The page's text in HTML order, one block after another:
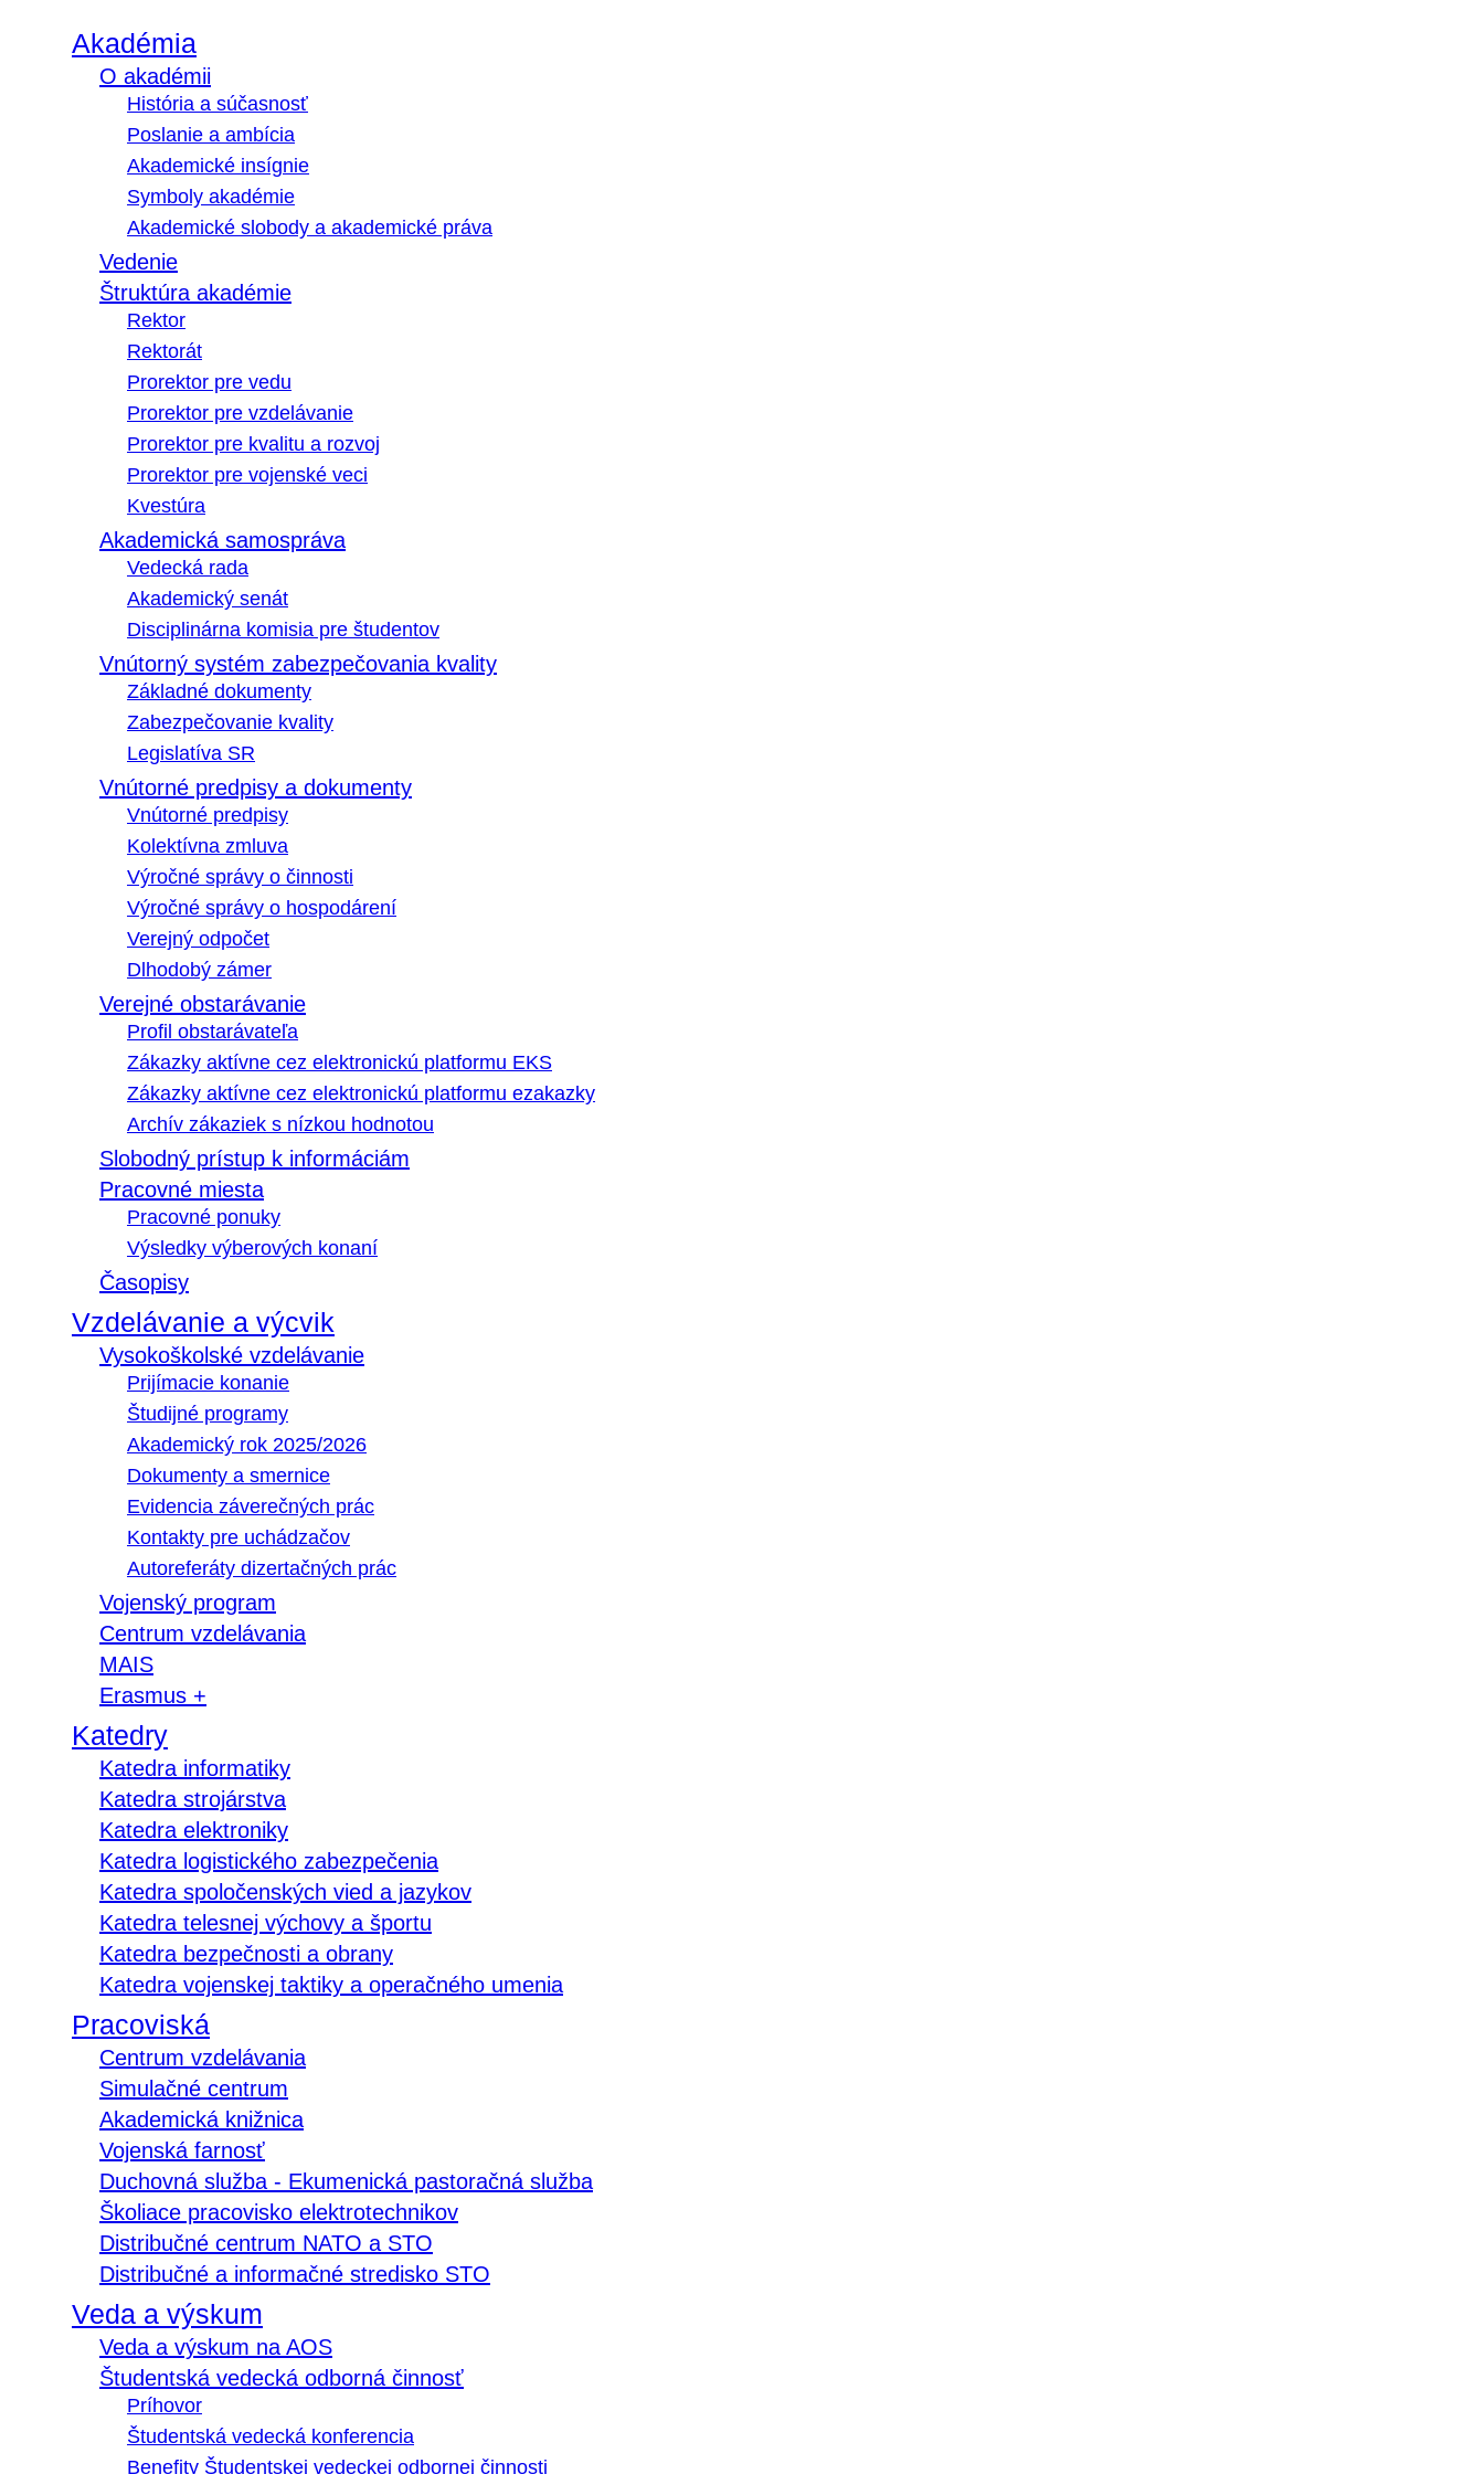
Akadémia
O akadémii
História a súčasnosť
Poslanie a ambícia
Akademické insígnie
Symboly akadémie
Akademické slobody a akademické práva
Vedenie
Štruktúra akadémie
Rektor
Rektorát
Prorektor pre vedu
Prorektor pre vzdelávanie
Prorektor pre kvalitu a rozvoj
Prorektor pre vojenské veci
Kvestúra
Akademická samospráva
Vedecká rada
Akademický senát
Disciplinárna komisia pre študentov
Vnútorný systém zabezpečovania kvality
Základné dokumenty
Zabezpečovanie kvality
Legislatíva SR
Vnútorné predpisy a dokumenty
Vnútorné predpisy
Kolektívna zmluva
Výročné správy o činnosti
Výročné správy o hospodárení
Verejný odpočet
Dlhodobý zámer
Verejné obstarávanie
Profil obstarávateľa
Zákazky aktívne cez elektronickú platformu EKS
Zákazky aktívne cez elektronickú platformu ezakazky
Archív zákaziek s nízkou hodnotou
Slobodný prístup k informáciám
Pracovné miesta
Pracovné ponuky
Výsledky výberových konaní
Časopisy
Vzdelávanie a výcvik
Vysokoškolské vzdelávanie
Prijímacie konanie
Študijné programy
Akademický rok 2025/2026
Dokumenty a smernice
Evidencia záverečných prác
Kontakty pre uchádzačov
Autoreferáty dizertačných prác
Vojenský program
Centrum vzdelávania
MAIS
Erasmus +
Katedry
Katedra informatiky
Katedra strojárstva
Katedra elektroniky
Katedra logistického zabezpečenia
Katedra spoločenských vied a jazykov
Katedra telesnej výchovy a športu
Katedra bezpečnosti a obrany
Katedra vojenskej taktiky a operačného umenia
Pracoviská
Centrum vzdelávania
Simulačné centrum
Akademická knižnica
Vojenská farnosť
Duchovná služba - Ekumenická pastoračná služba
Školiace pracovisko elektrotechnikov
Distribučné centrum NATO a STO
Distribučné a informačné stredisko STO
Veda a výskum
Veda a výskum na AOS
Študentská vedecká odborná činnosť
Príhovor
Študentská vedecká konferencia
Benefity Študentskej vedeckej odbornej činnosti